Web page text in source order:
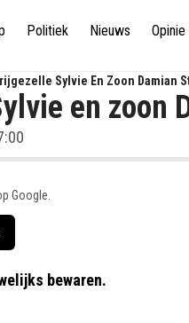
Politiek Nieuws Opinie
Sylvie En Zoon Damian
en zoon
Google.
bewaren.